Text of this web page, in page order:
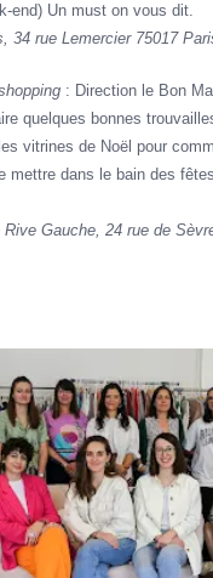
end) Un must on vous dit.
34 rue Lemercier 75017
: Direction le Bon
quelques bonnes
vitrines de Noël pour
mettre dans le bain des
Gauche, 24 rue de